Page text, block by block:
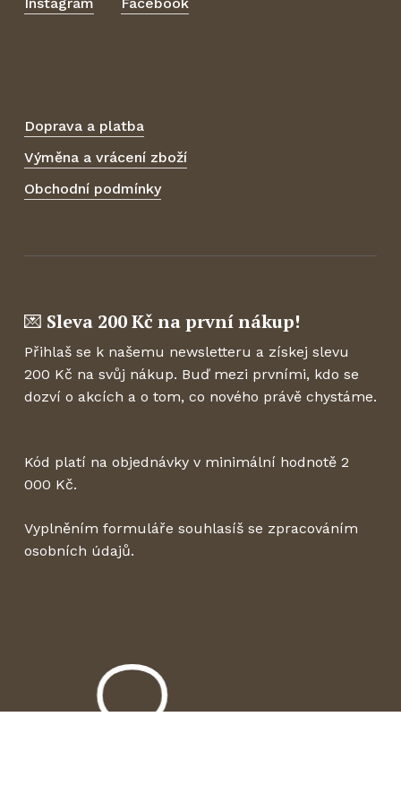
Doprava a platba
Výměna a vrácení zboží
Obchodní podmínky
💌 Sleva 200 Kč na první nákup!
Přihlaš se k našemu newsletteru a získej slevu
200 Kč na svůj nákup. Buď mezi prvními, kdo se
dozví o akcích a o tom, co nového právě chystáme.
Kód platí na objednávky v minimální hodnotě 2
000 Kč.
Vyplněním formuláře souhlasíš se zpracováním
osobních údajů.